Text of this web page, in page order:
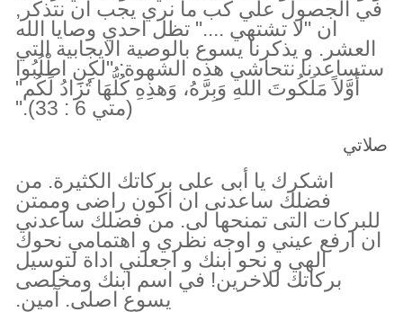
في الجصول علي كب ما نري يجب ان نتذكر,
ان "لا تشتهي ...." تظل احدي وصايا الله
العشر. و يذكرنا يسوع بالوصية الايجابية التي
ستساعدنا نتحاشي هذه الشهوة: "لكِنِ اطْلُبُوا
أَوَّلاً مَلَكُوتَ اللهِ وَبِرَّهُ، وَهذِهِ كُلُّهَا تُزَادُ لَكُم"
(متي 6 : 33)."
صلاتي
اشكرك يا أبى على بركاتك الكثيرة. من
فضلك ساعدنى ان اكون راضى وممتن
للبركات التى تمنحها لى. من فضلك ساعدني
ان ارفع عيني و اوجه نظري و اهتمامي نحوك
الهي و نحو ابنك و اجعلني اداة لتوسيل
بركاتك للاخرين! في اسم ابنك ومخلصى
يسوع اصلى. آمين.